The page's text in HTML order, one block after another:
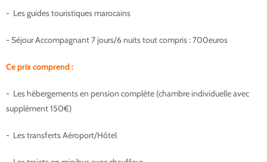
- Les guides touristiques marocains
- Séjour Accompagnant 7 jours/6 nuits tout compris : 700euros
Ce prix comprend :
- Les hébergements en pension complète (chambre individuelle avec
supplément 150€)
- Les transferts Aéroport/Hôtel